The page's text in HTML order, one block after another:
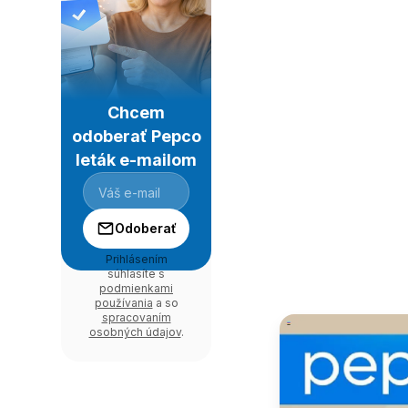
Chcem
odoberať Pepco
leták e-mailom
Odoberať
Prihlásením
súhlasíte s
podmienkami
používania a so
spracovaním
osobných údajov.